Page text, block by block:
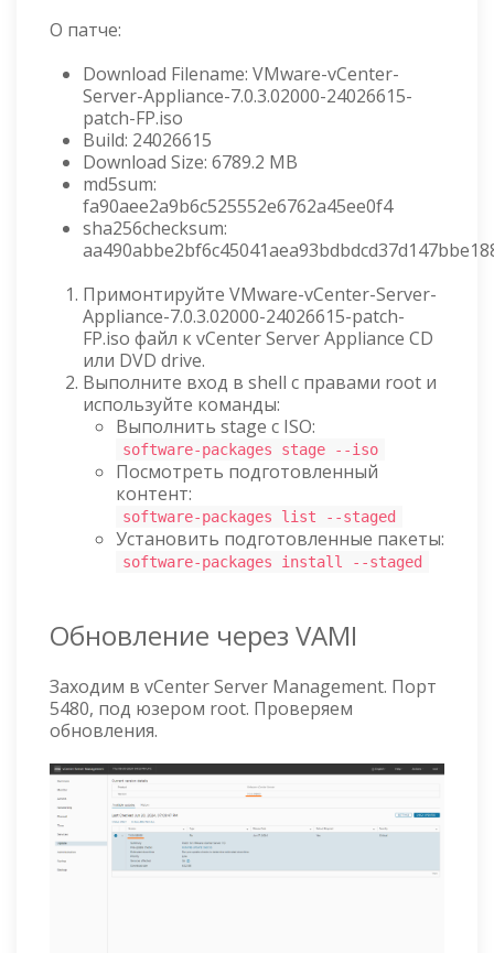
О патче:
Download Filename: VMware-vCenter-
Server-Appliance-7.0.3.02000-24026615-
patch-FP.iso
Build: 24026615
Download Size: 6789.2 MB
md5sum:
fa90aee2a9b6c525552e6762a45ee0f4
sha256checksum:
Примонтируйте VMware-vCenter-Server-
Appliance-7.0.3.02000-24026615-patch-
FP.iso файл к vCenter Server Appliance CD
или DVD drive.
Выполните вход в shell с правами root и
используйте команды:
Выполнить stage с ISO:
software-packages stage --iso
Посмотреть подготовленный
контент:
software-packages list --staged
Установить подготовленные пакеты:
software-packages install --staged
Обновление через VAMI
Заходим в vCenter Server Management. Порт
5480, под юзером root. Проверяем
обновления.